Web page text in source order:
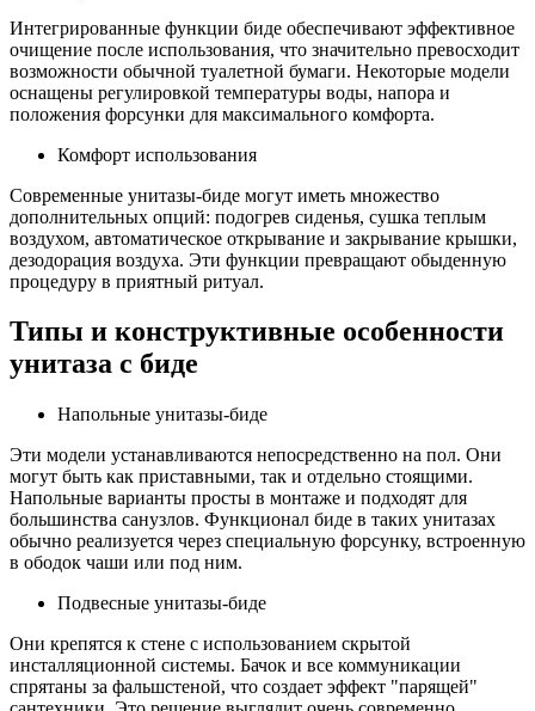
Интегрированные функции биде обеспечивают эффективное
очищение после использования, что значительно превосходит
возможности обычной туалетной бумаги. Некоторые модели
оснащены регулировкой температуры воды, напора и
положения форсунки для максимального комфорта.
Комфорт использования
Современные унитазы-биде могут иметь множество
дополнительных опций: подогрев сиденья, сушка теплым
воздухом, автоматическое открывание и закрывание крышки,
дезодорация воздуха. Эти функции превращают обыденную
процедуру в приятный ритуал.
Типы и конструктивные особенности
унитаза с биде
Напольные унитазы-биде
Эти модели устанавливаются непосредственно на пол. Они
могут быть как приставными, так и отдельно стоящими.
Напольные варианты просты в монтаже и подходят для
большинства санузлов. Функционал биде в таких унитазах
обычно реализуется через специальную форсунку, встроенную
в ободок чаши или под ним.
Подвесные унитазы-биде
Они крепятся к стене с использованием скрытой
инсталляционной системы. Бачок и все коммуникации
спрятаны за фальшстеной, что создает эффект "парящей"